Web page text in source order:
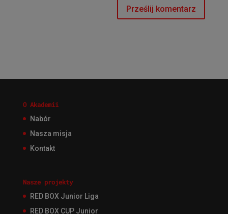
O Akademii
Nabór
Nasza misja
Kontakt
Nasze projekty
RED BOX Junior Liga
RED BOX CUP Junior